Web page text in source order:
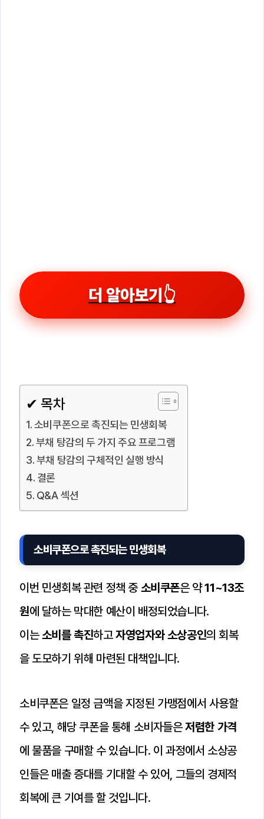
더 알아보기👆
✔ 목차
소비쿠폰으로 촉진되는 민생회복
부채 탕감의 두 가지 주요 프로그램
부채 탕감의 구체적인 실행 방식
결론
Q&A 섹션
소비쿠폰으로 촉진되는 민생회복
이번 민생회복 관련 정책 중 소비쿠폰은 약11~13조
원에 달하는 막대한 예산이 배정되었습니다.
이는소비를 촉진하고자영업자와 소상공인의 회복
을 도모하기 위해 마련된 대책입니다.
소비쿠폰은 일정 금액을 지정된 가맹점에서 사용할
수 있고, 해당 쿠폰을 통해 소비자들은저렴한 가격
에 물품을 구매할 수 있습니다. 이 과정에서 소상공
인들은 매출 증대를 기대할 수 있어, 그들의 경제적
회복에 큰 기여를 할 것입니다.